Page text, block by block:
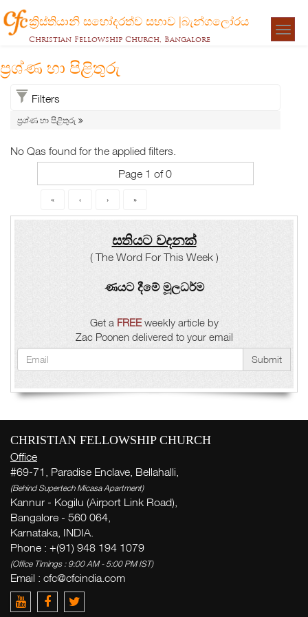
ක්‍රිස්තියානි සහෝදරත්ව සභාව |බැන්ගලෝරය
Christian Fellowship Church, Bangalore
ප්‍රශ්ණ හා පිළිතුරු
Filters
ප්‍රශ්ණ හා පිළිතුරු
No Qas found for the applied filters.
Page 1 of 0
« ‹ › »
සතියට වදනක්
( The Word For This Week )
ණයට දීමේ මූලධර්ම
Get a FREEweekly article by
Zac Poonen delivered to your email
Submit
CHRISTIAN FELLOWSHIP CHURCH
Office
#69-71, Paradise Enclave, Bellahalli,
(Behind Supertech Micasa Apartment)
Kannur - Kogilu (Airport Link Road),
Bangalore - 560 064,
Karnataka, INDIA.
Phone : +(91) 948 194 1079
(Office Timings : 9:00 AM - 5:00 PM IST)
Email : cfc@cfcindia.com